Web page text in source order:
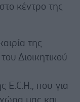
κέντρο της
της
Διοικητικού
E.C.H., που για
μας και